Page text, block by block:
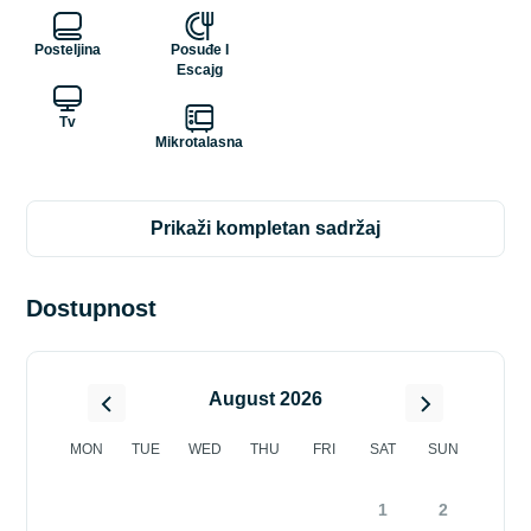
Posteljina
Tv
Posuđe I
Escajg
Mikrotalasna
prikaži kompletan sadržaj
Dostupnost
August 2026
MON TUE WED THU FRI SAT SUN
1 2